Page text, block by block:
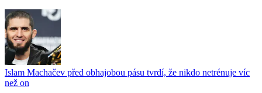
Islam Machačev před obhajobou pásu tvrdí, že nikdo netrénuje víc
než on